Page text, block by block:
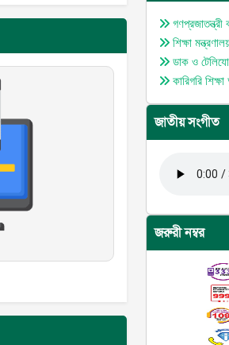
গণপ্রজাতন্ত্রী
শিক্ষা
ডাক ও
কারিগরি
জাতীয় সংগীত
জরুরী নম্বর